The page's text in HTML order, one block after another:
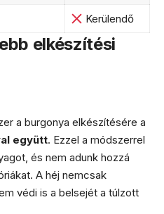
Kerülendő
elkészítési
a burgonya elkészítésére a
együtt. Ezzel a módszerrel
és nem adunk hozzá
A héj nemcsak
védi is a belsejét a túlzott